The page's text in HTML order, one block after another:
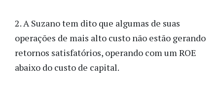
2. A Suzano tem dito que algumas de suas
operações de mais alto custo não estão gerando
retornos satisfatórios, operando com um ROE
abaixo do custo de capital.